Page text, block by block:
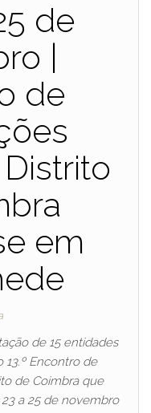
de
|
de
em
de 15 entidades
13.º Encontro de
de Coimbra que
a 25 de novembro